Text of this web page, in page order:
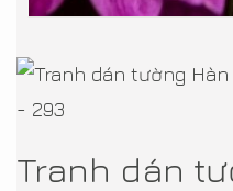
Tranh dán